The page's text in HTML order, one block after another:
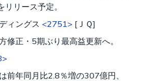
リリース予定。
ィングス <2751> [ＪＱ]
修正・5期ぶり最高益更新へ。
前年同月比2.8％増の307億円、